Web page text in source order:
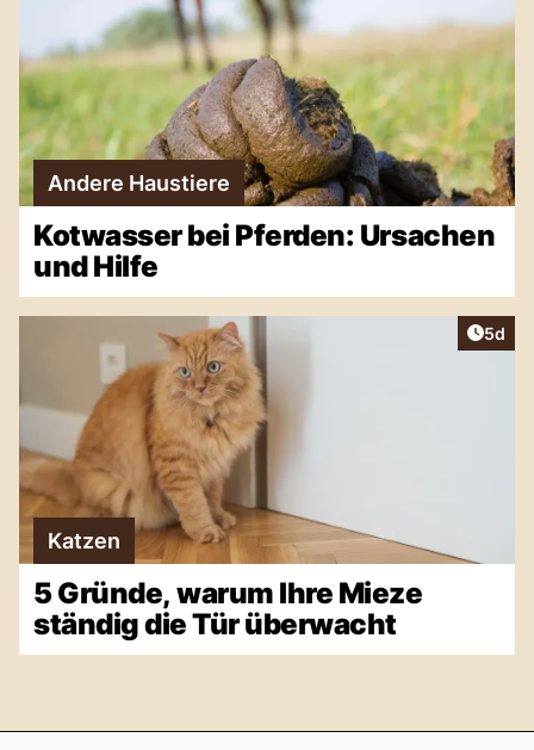
Andere Haustiere
Kotwasser bei Pferden: Ursachen
und Hilfe
5d
Katzen
5 Gründe, warum Ihre Mieze
ständig die Tür überwacht